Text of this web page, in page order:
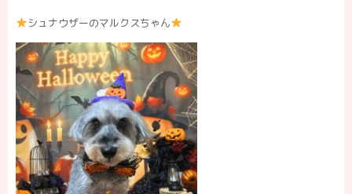
シュナウザーのマルクスちゃん